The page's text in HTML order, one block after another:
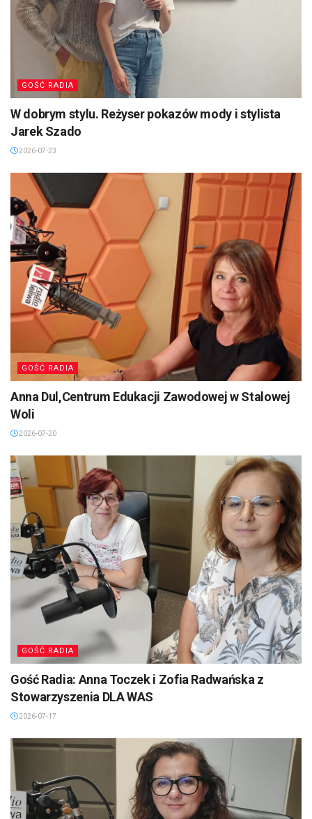
GOŚĆ RADIA
W dobrym stylu. Reżyser pokazów mody i stylista
Jarek Szado
2026-07-23
GOŚĆ RADIA
Anna Dul,Centrum Edukacji Zawodowej w Stalowej
Woli
2026-07-20
GOŚĆ RADIA
Gość Radia: Anna Toczek i Zofia Radwańska z
Stowarzyszenia DLA WAS
2026-07-17